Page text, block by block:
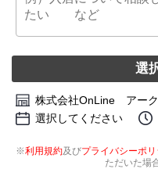
選
株式会社OnLine アー
選択してください
※利用規約及びプライバシーポリ
ただいた場